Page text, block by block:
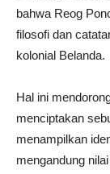
bahwa Reog
filosofi dan
kolonial Belanda.
Hal ini
menciptakan
menampilkan
mengandung